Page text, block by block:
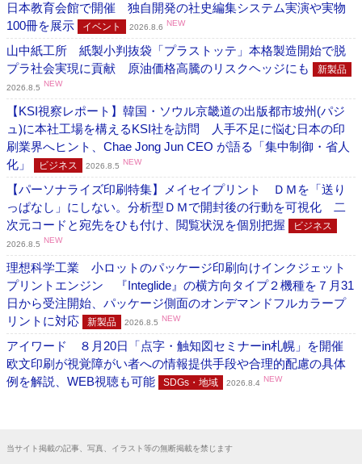
日本教育会館で開催 独自開発の社史編集システム実演や実物
100冊を展示
イベント 2026.8.6 NEW
山中紙工所 紙製小判抜袋「プラストッテ」本格製造開始で脱
プラ社会実現に貢献 原油価格高騰のリスクヘッジにも
新製品
2026.8.5 NEW
【KSI視察レポート】韓国・ソウル京畿道の出版都市坡州(パジ
ュ)に本社工場を構えるKSI社を訪問 人手不足に悩む日本の印
刷業界へヒント、Chae Jong Jun CEO が語る「集中制御・省人
化」
ビジネス 2026.8.5 NEW
【パーソナライズ印刷特集】メイセイプリント ＤＭを「送り
っぱなし」にしない。分析型ＤＭで開封後の行動を可視化 二
次元コードと宛先をひも付け、閲覧状況を個別把握
ビジネス
2026.8.5 NEW
理想科学工業 小ロットのパッケージ印刷向けインクジェット
プリントエンジン 『Integlide』の横方向タイプ２機種を７月31
日から受注開始、パッケージ側面のオンデマンドフルカラープ
リントに対応
新製品 2026.8.5 NEW
アイワード ８月20日「点字・触知図セミナーin札幌」を開催
欧文印刷が視覚障がい者への情報提供手段や合理的配慮の具体
例を解説、WEB視聴も可能
SDGs・地域 2026.8.4 NEW
当サイト掲載の記事、写真、イラスト等の無断掲載を禁じます